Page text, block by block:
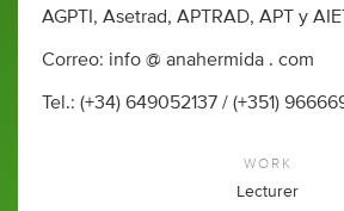
AGPTI, Asetrad, APTRAD, APT y
Correo: info @ anahermida . com
Tel.: (+34) 649052137 / (+351)
WORK
Lecturer